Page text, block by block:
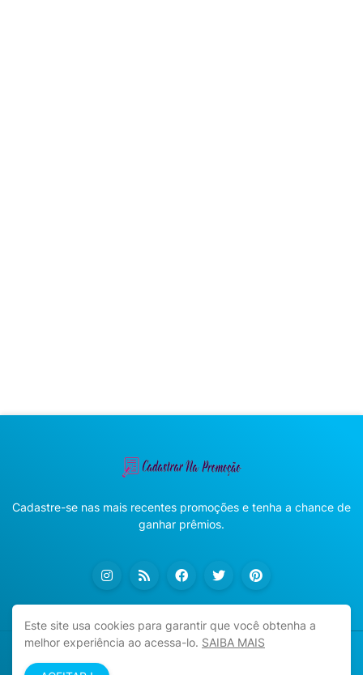
Cadastre-se nas mais recentes promoções e tenha a chance de
ganhar prêmios.
Este site usa cookies para garantir que você obtenha a
melhor experiência ao acessa-lo. SAIBA MAIS